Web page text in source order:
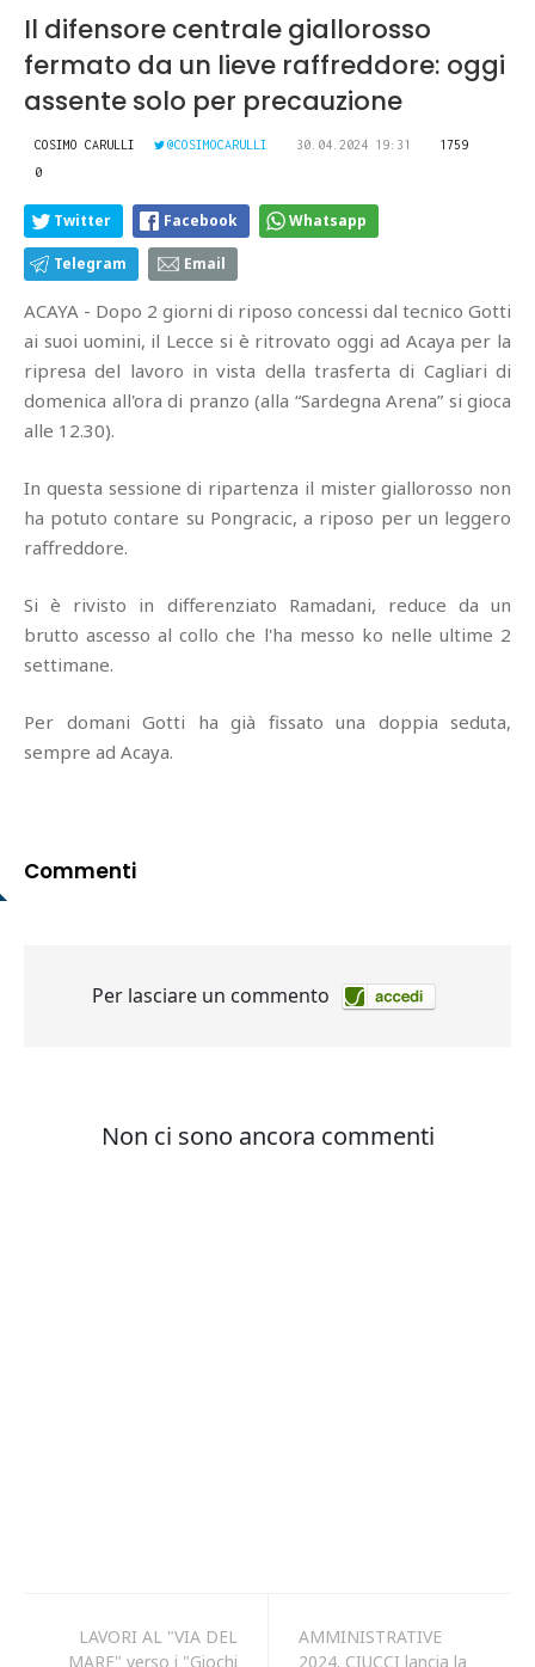
Il difensore centrale giallorosso
fermato da un lieve raffreddore: oggi
assente solo per precauzione
COSIMO CARULLI @COSIMOCARULLI 30.04.2024 19:31
1759
0
Twitter Facebook Whatsapp
Telegram Email
ACAYA - Dopo 2 giorni di riposo concessi dal tecnico Gotti
ai suoi uomini, il Lecce si è ritrovato oggi ad Acaya per la
ripresa del lavoro in vista della trasferta di Cagliari di
domenica all'ora di pranzo (alla “Sardegna Arena” si gioca
alle 12.30).
In questa sessione di ripartenza il mister giallorosso non
ha potuto contare su Pongracic, a riposo per un leggero
raffreddore.
Si è rivisto in differenziato Ramadani, reduce da un
brutto ascesso al collo che l'ha messo ko nelle ultime 2
settimane.
Per domani Gotti ha già fissato una doppia seduta,
sempre ad Acaya.
Commenti
LAVORI AL "VIA DEL
MARE" verso i "Giochi
AMMINISTRATIVE
2024. CIUCCI lancia la